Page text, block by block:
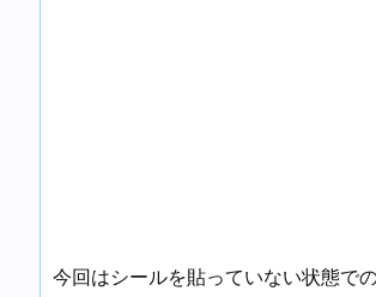
今回はシールを貼っていない状態で